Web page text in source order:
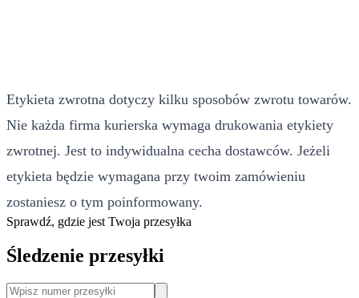
Etykieta zwrotna dotyczy kilku sposobów zwrotu towarów.
Nie każda firma kurierska wymaga drukowania etykiety
zwrotnej. Jest to indywidualna cecha dostawców. Jeżeli
etykieta będzie wymagana przy twoim zamówieniu
zostaniesz o tym poinformowany.
Sprawdź, gdzie jest Twoja przesyłka
Śledzenie przesyłki